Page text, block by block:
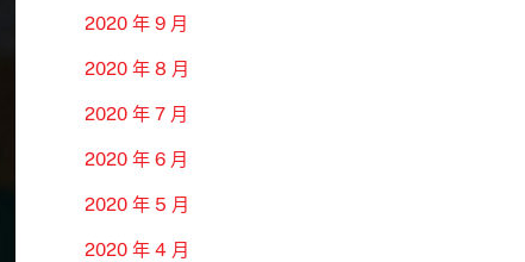
2020 年 9 月
2020 年 8 月
2020 年 7 月
2020 年 6 月
2020 年 5 月
2020 年 4 月